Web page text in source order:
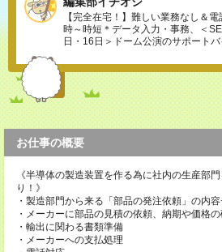
【完全在宅！】難しい業務なし＆
時～時短＊データ入力・事務、＜
日・16日＞ドーム公演のサポート
お仕事の概要
《半導体の製造装置を作る為に社内の生産部
り！》
・製造部門から来る「部品の発注依頼」の内
・メーカーに部品の見積の依頼、納期や価格
・輸出に関わる書類準備
・メーカーへの支払処理